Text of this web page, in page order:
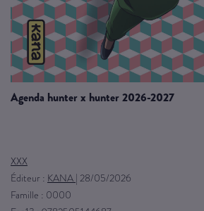
agenda hunter x hunter 2026-2027
XXX
Éditeur : KANA | 28/05/2026
Famille : 0000